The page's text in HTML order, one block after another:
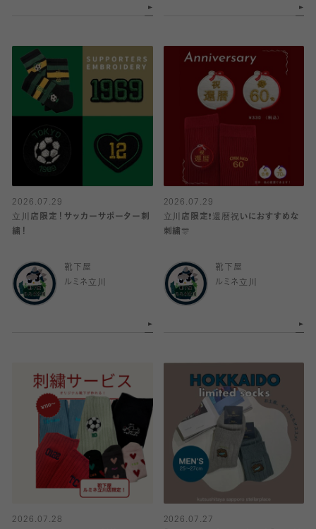
2026.07.29
立川店限定！サッカーサポーター刺
繍！
靴下屋
ルミネ立川
2026.07.29
立川店限定❗️還暦祝いにおすすめな
刺繍🎊
靴下屋
ルミネ立川
2026.07.28
2026.07.27